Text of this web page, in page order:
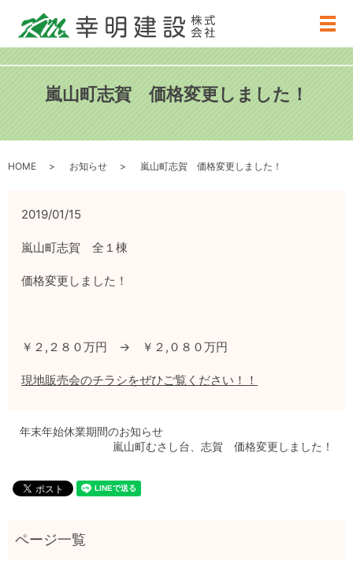
メ
嵐山町志賀 価格変更しました！
HOME お知らせ 嵐山町志賀 価格変更しました！
2019/01/15
嵐山町志賀 全１棟
価格変更しました！
￥２,２８０万円 → ￥２,０８０万円
現地販売会のチラシをぜひご覧ください！！
年末年始休業期間のお知らせ
嵐山町むさし台、志賀 価格変更しました！